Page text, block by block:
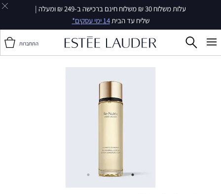
עלות משלוח 30 ₪ משלוח חינם ברכישה ב-249 ₪ ומעלה |
שליח עד הבית14 ימי עסקים*
התחברות